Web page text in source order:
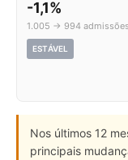
-1,1%
1.005 → 994 admissões
ESTÁVEL
Nos últimos 12
principais